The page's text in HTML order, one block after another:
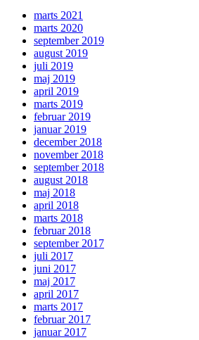
marts 2021
marts 2020
september 2019
august 2019
juli 2019
maj 2019
april 2019
marts 2019
februar 2019
januar 2019
december 2018
november 2018
september 2018
august 2018
maj 2018
april 2018
marts 2018
februar 2018
september 2017
juli 2017
juni 2017
maj 2017
april 2017
marts 2017
februar 2017
januar 2017